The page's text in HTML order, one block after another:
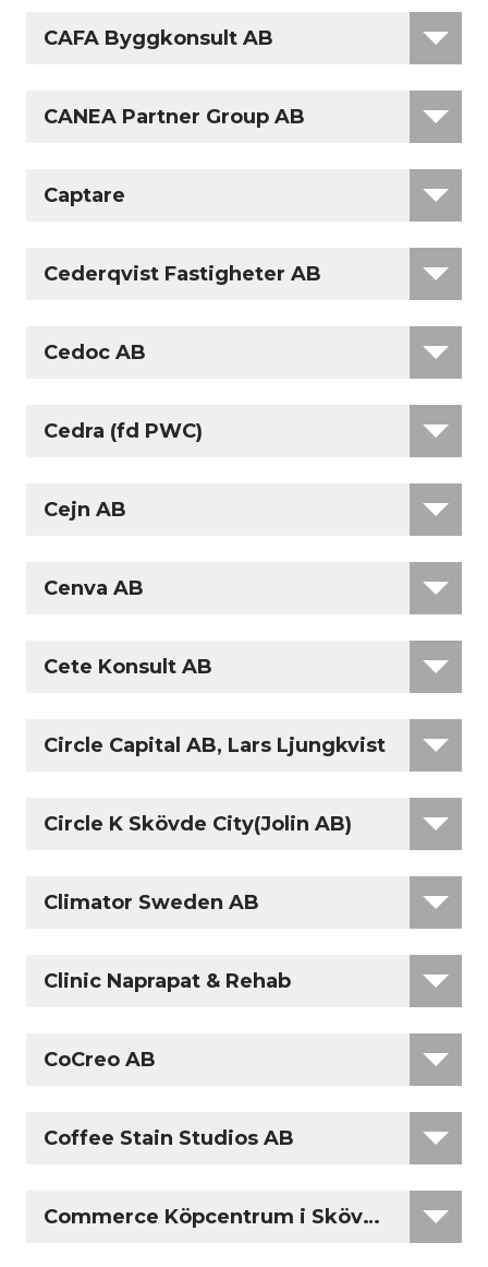
CAFA Byggkonsult AB
CANEA Partner Group AB
Captare
Cederqvist Fastigheter AB
Cedoc AB
Cedra (fd PWC)
Cejn AB
Cenva AB
Cete Konsult AB
Circle Capital AB, Lars Ljungkvist
Circle K Skövde City(Jolin AB)
Climator Sweden AB
Clinic Naprapat & Rehab
CoCreo AB
Coffee Stain Studios AB
Commerce Köpcentrum i Skövde AB